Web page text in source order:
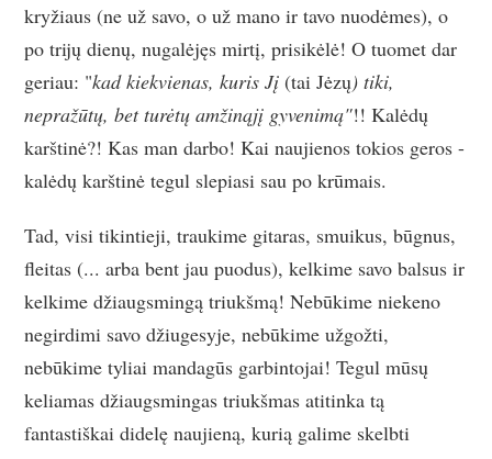
kryžiaus (ne už savo, o už mano ir tavo nuodėmes), o
po trijų dienų, nugalėjęs mirtį, prisikėlė! O tuomet dar
geriau: "kad kiekvienas, kuris Jį (tai Jėzų) tiki,
nepražūtų, bet turėtų amžinąjį gyvenimą"!! Kalėdų
karštinė?! Kas man darbo! Kai naujienos tokios geros -
kalėdų karštinė tegul slepiasi sau po krūmais.
Tad, visi tikintieji, traukime gitaras, smuikus, būgnus,
fleitas (... arba bent jau puodus), kelkime savo balsus ir
kelkime džiaugsmingą triukšmą! Nebūkime niekeno
negirdimi savo džiugesyje, nebūkime užgožti,
nebūkime tyliai mandagūs garbintojai! Tegul mūsų
keliamas džiaugsmingas triukšmas atitinka tą
fantastiškai didelę naujieną, kurią galime skelbti